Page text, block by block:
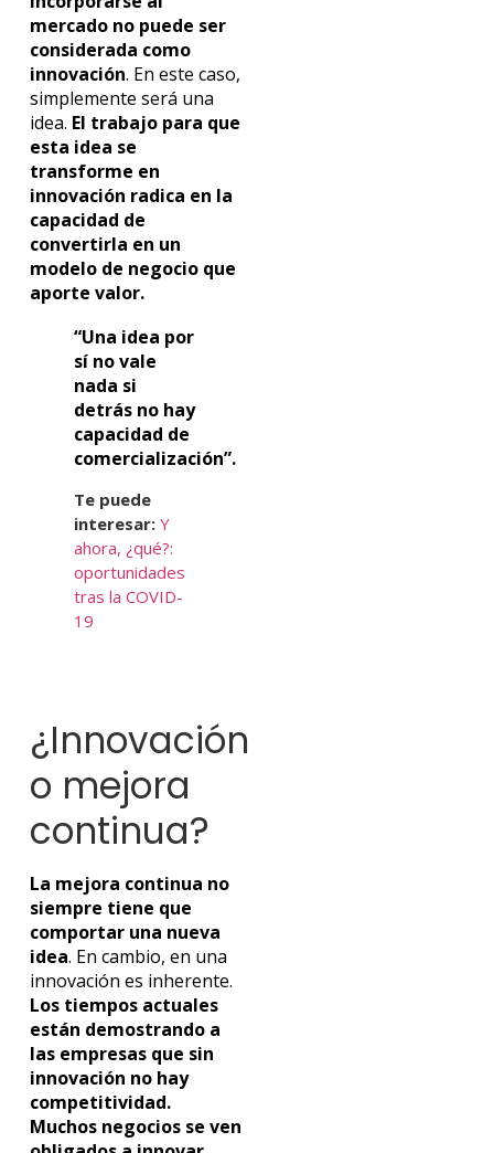
mercado no puede ser
considerada como
innovación. En este caso,
simplemente será una
idea. El trabajo para que
esta idea se
transforme en
innovación radica en la
capacidad de
convertirla en un
modelo de negocio que
aporte valor.
“Una idea por
sí no vale
nada si
detrás no hay
capacidad de
comercialización”.
Te puede
interesar: Y
ahora, ¿qué?:
oportunidades
tras la COVID-
19
¿Innovación
o mejora
continua?
La mejora continua no
siempre tiene que
comportar una nueva
idea. En cambio, en una
innovación es inherente.
Los tiempos actuales
están demostrando a
las empresas que sin
innovación no hay
competitividad.
Muchos negocios se ven